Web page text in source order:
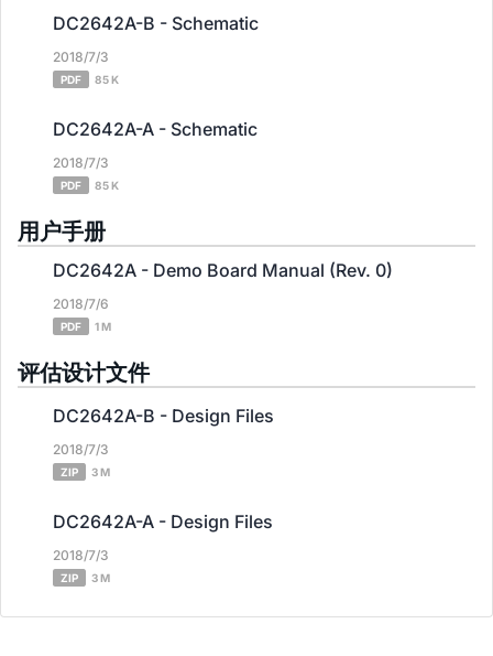
DC2642A-B - Schematic
2018/7/3
PDF 85 K
DC2642A-A - Schematic
2018/7/3
PDF 85 K
用户手册
DC2642A - Demo Board Manual (Rev. 0)
2018/7/6
PDF 1 M
评估设计文件
DC2642A-B - Design Files
2018/7/3
ZIP 3 M
DC2642A-A - Design Files
2018/7/3
ZIP 3 M